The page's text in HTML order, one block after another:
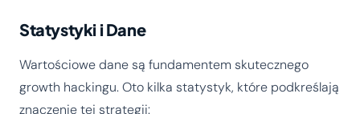
Statystyki i Dane
Wartościowe dane są fundamentem skutecznego
growth hackingu. Oto kilka statystyk, które podkreślają
znaczenie tej strategii: